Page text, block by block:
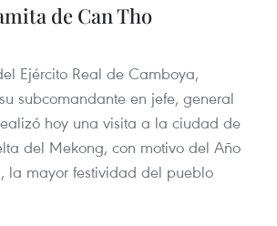
de Can Tho
Ejército Real de Camboya,
subcomandante en jefe, general
hoy una visita a la ciudad de
del Mekong, con motivo del Año
la mayor festividad del pueblo